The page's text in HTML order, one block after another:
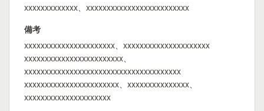
xxxxxxxxxxxxx、xxxxxxxxxxxxxxxxxxxxxxxxx
備考
xxxxxxxxxxxxxxxxxxxxxx、xxxxxxxxxxxxxxxxxxxxx
xxxxxxxxxxxxxxxxxxxxxxxx、
xxxxxxxxxxxxxxxxxxxxxxxxxxxxxxxxxxxxxx
xxxxxxxxxxxxxxxxxxxxxxx、xxxxxxxxxxxxxxx、
xxxxxxxxxxxxxxxxxxxxx